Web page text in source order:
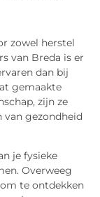
zowel herstel
van Breda is er
dan bij
gemaakte
zijn ze
van gezondheid
je fysieke
Overweeg
te ontdekken